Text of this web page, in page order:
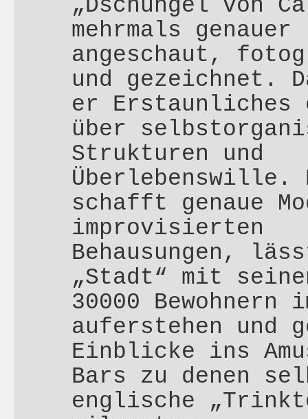
„Dschungel von
mehrmals genauer
angeschaut,
und gezeichnet.
er Erstaunliches
über
Strukturen und
Überlebenswille.
schafft genaue
improvisierten
Behausungen,
„Stadt“ mit
30000 Bewohnern
auferstehen und
Einblicke ins
Bars zu denen
englische